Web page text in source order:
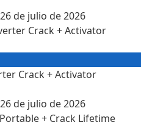
26 de julio de 2026
Crack + Activator
26 de julio de 2026